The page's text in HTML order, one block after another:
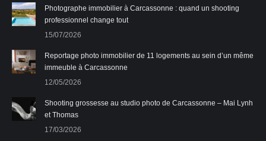
s'ouvre
dans
nouvelle
fenêtre
s'ouvre
dans
une
nouvelle
fenêtre
s'ouvre
dans
une
nouvelle
fenêtre
Photographe immobilier à Carcassonne : quand un shooting
professionnel change tout
15/07/2026
Reportage photo immobilier de 11 logements au sein d’un même
immeuble à Carcassonne
12/05/2026
Shooting grossesse au studio photo de Carcassonne – Mai Lynh
et Thomas
17/03/2026